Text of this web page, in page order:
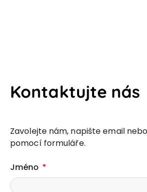
Kontaktujte nás
Zavolejte nám, napište email
pomocí formuláře.
Jméno